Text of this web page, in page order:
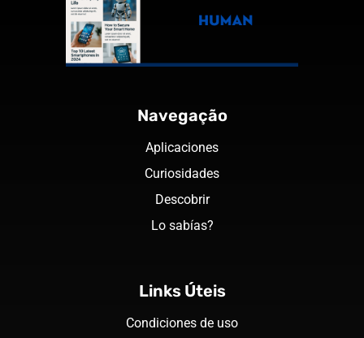
Navegação
Aplicaciones
Curiosidades
Descobrir
Lo sabías?
Links Úteis
Condiciones de uso